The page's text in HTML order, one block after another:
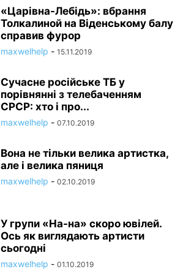
«Царівна-Лебідь»: вбрання
Толкалиной на Віденському балу
справив фурор
maxwelhelp - 15.11.2019
Сучасне російське ТБ у
порівнянні з телебаченням
СРСР: хто і про...
maxwelhelp - 07.10.2019
Вона не тільки велика артистка,
але і велика пяниця
maxwelhelp - 02.10.2019
У групи «На-на» скоро ювілей.
Ось як виглядають артисти
сьогодні
maxwelhelp - 01.10.2019